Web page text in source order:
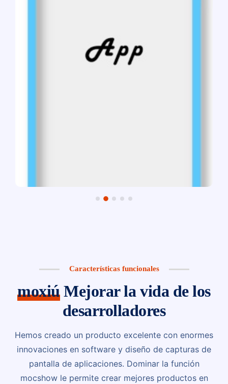
Características funcionales
moxiúMejorar la vida de los
desarrolladores
Hemos creado un producto excelente con enormes
innovaciones en software y diseño de capturas de
pantalla de aplicaciones. Dominar la función
mocshow le permite crear mejores productos en